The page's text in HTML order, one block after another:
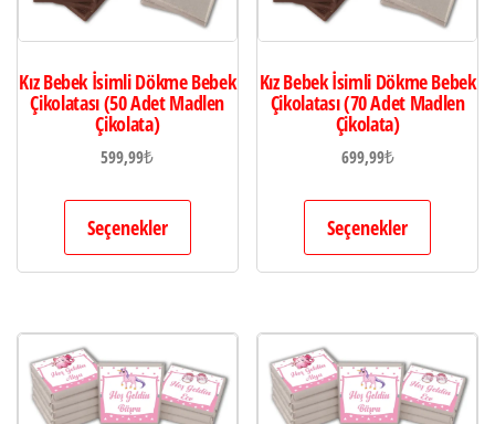
Kız Bebek İsimli Dökme Bebek
Çikolatası (50 Adet Madlen
Çikolata)
599,99₺
Seçenekler
Kız Bebek İsimli Dökme Bebek
Çikolatası (70 Adet Madlen
Çikolata)
699,99₺
Seçenekler